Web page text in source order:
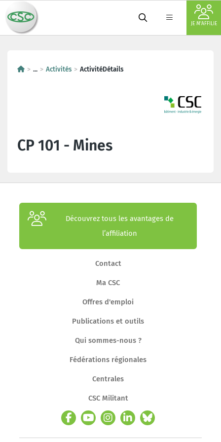
JE M'AFFILIE
... Activités ActivitéDétails
CP 101 - Mines
Découvrez tous les avantages de
l’affiliation
Contact
Ma CSC
Offres d'emploi
Publications et outils
Qui sommes-nous ?
Fédérations régionales
Centrales
CSC Militant